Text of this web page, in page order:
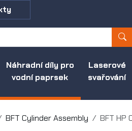
Náhradní díly pro
vodní paprsek
Laserové
svařování
BFT Cylinder Assembly BFT HP